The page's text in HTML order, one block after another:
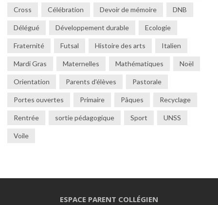
Cross Célébration Devoir de mémoire DNB
Délégué Développement durable Ecologie
Fraternité Futsal Histoire des arts Italien
Mardi Gras Maternelles Mathématiques Noël
Orientation Parents d'élèves Pastorale
Portes ouvertes Primaire Pâques Recyclage
Rentrée sortie pédagogique Sport UNSS
Voile
ESPACE PARENT COLLÉGIEN